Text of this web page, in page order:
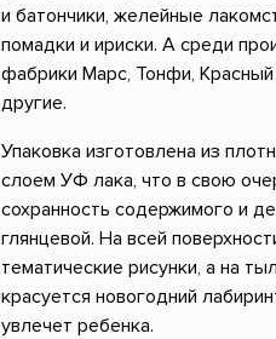
и батончики, желейные
помадки и ириски. А среди
фабрики Марс, Тонфи,
другие.
Упаковка изготовлена из
слоем УФ лака, что в свою
сохранность содержимого и
глянцевой. На всей
тематические рисунки, а на
красуется новогодний
увлечет ребенка.